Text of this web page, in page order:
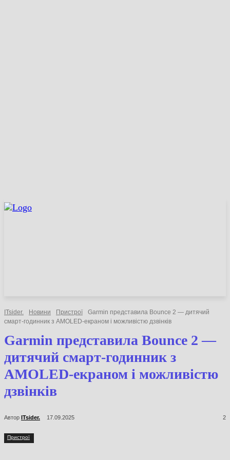
ITsider. Новини Пристрої
Garmin представила Bounce 2 — дитячий
смарт-годинник з AMOLED-екраном і можливістю дзвінків
Garmin представила Bounce 2
— дитячий смарт-годинник з
AMOLED-екраном і
можливістю дзвінків
Автор ITsider. 17.09.2025 2
Пристрої